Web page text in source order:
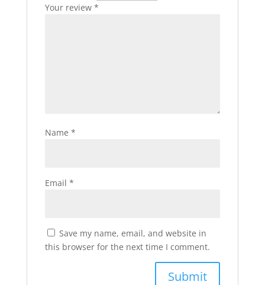
Your review *
Name *
Email *
Save my name, email, and website in
this browser for the next time I comment.